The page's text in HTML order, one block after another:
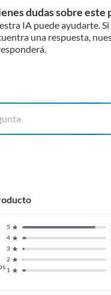
dudas sobre este
IA puede ayudarte.
una respuesta,
1
2
3
4
5